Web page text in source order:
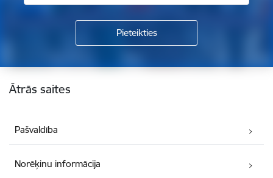
Kājene
Ātrās saites
Pašvaldība
Norēķinu informācija